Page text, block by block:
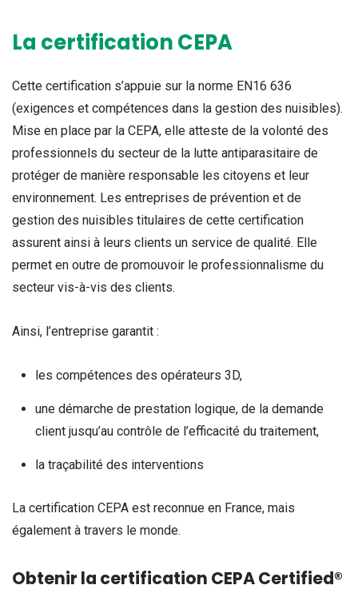
La certification CEPA
Cette certification s’appuie sur la norme EN16 636
(exigences et compétences dans la gestion des nuisibles).
Mise en place par la CEPA, elle atteste de la volonté des
professionnels du secteur de la lutte antiparasitaire de
protéger de manière responsable les citoyens et leur
environnement. Les entreprises de prévention et de
gestion des nuisibles titulaires de cette certification
assurent ainsi à leurs clients un service de qualité. Elle
permet en outre de promouvoir le professionnalisme du
secteur vis-à-vis des clients.
Ainsi, l’entreprise garantit :
les compétences des opérateurs 3D,
une démarche de prestation logique, de la demande
client jusqu’au contrôle de l’efficacité du traitement,
la traçabilité des interventions
La certification CEPA est reconnue en France, mais
également à travers le monde.
Obtenir la certification CEPA Certified®